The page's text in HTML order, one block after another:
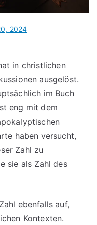
2024
in christlichen
ausgelöst.
im Buch
eng mit dem
haben versucht,
Zahl zu
sie als Zahl des
ebenfalls auf,
Kontexten.